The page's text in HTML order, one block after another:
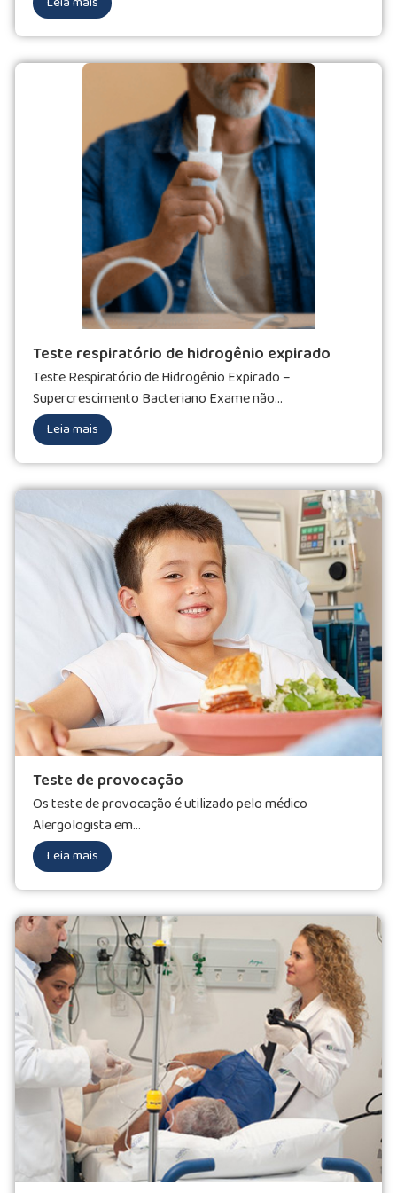
Teste respiratório de hidrogênio expirado
Teste Respiratório de Hidrogênio Expirado –
Supercrescimento Bacteriano Exame não...
Leia mais
Teste de provocação
Os teste de provocação é utilizado pelo médico
Alergologista em...
Leia mais